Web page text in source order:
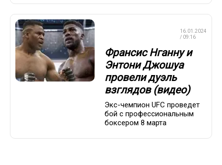
16.01.2024
/ 09:16
Франсис Нганну и
Энтони Джошуа
провели дуэль
взглядов (видео)
Экс-чемпион UFC проведет
бой с профессиональным
боксером 8 марта